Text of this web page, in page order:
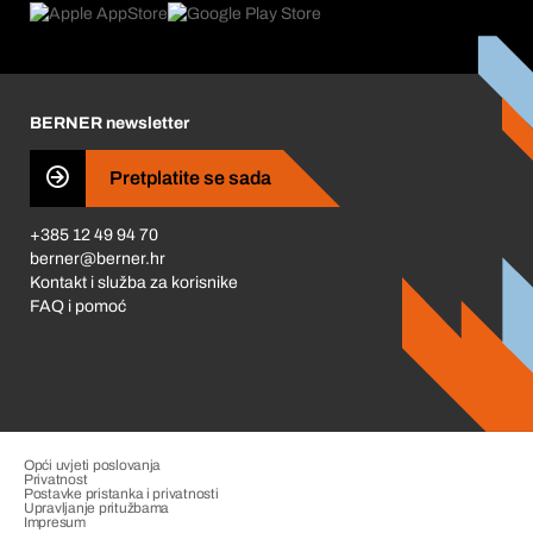
Što nas pokreće
Business Conduct
BERNER newsletter
Pretplatite se sada
+385 12 49 94 70
berner@berner.hr
Kontakt i služba za korisnike
FAQ i pomoć
Opći uvjeti poslovanja
Privatnost
Postavke pristanka i privatnosti
Upravljanje pritužbama
Impresum